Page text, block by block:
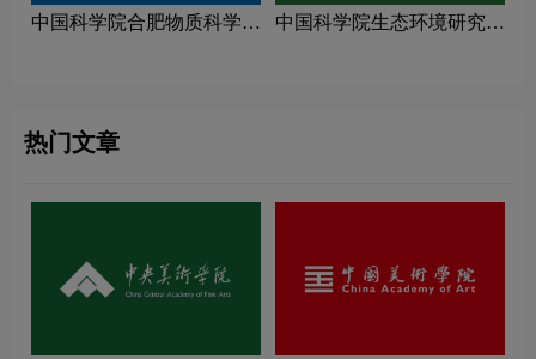
中国科学院合肥物质科学研
中国科学院生态环境研究中
热门文章